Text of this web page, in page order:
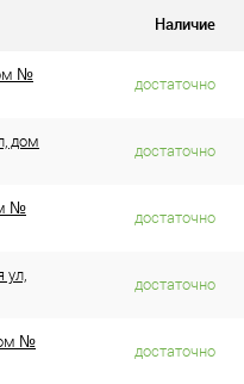
Наличие
№
достаточно
дом
достаточно
№
достаточно
ул,
достаточно
№
достаточно